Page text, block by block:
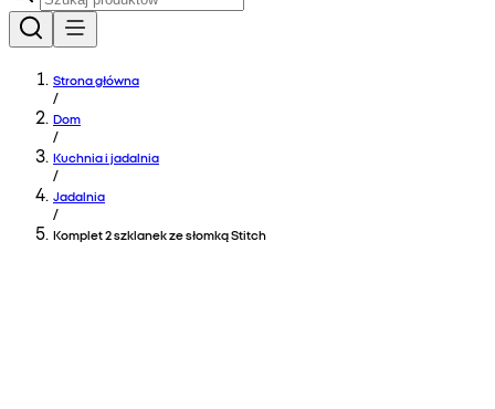
Strona główna
/
Dom
/
Kuchnia i jadalnia
/
Jadalnia
/
Komplet 2 szklanek ze słomką Stitch